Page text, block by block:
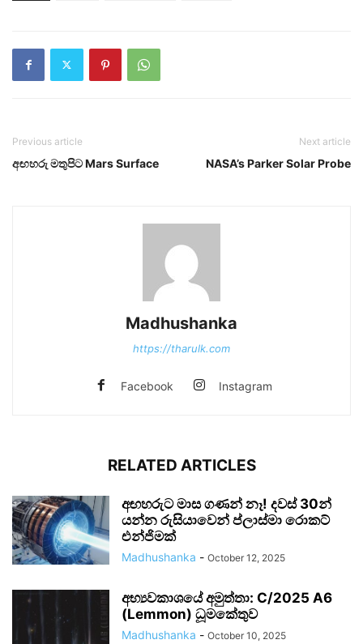
Previous article
අඟහරු මතුපිට Mars Surface
Next article
NASA’s Parker Solar Probe
Madhushanka
https://tharulk.com
Facebook Instagram
RELATED ARTICLES
අඟහරුට මාස ගණන් නෑ! දවස් 30න්
යන්න රුසියාවෙන් ප්ලාස්මා රොකට්
එන්ජිමක්
Madhushanka - October 12, 2025
අභ්‍යවකාශයේ අමුත්තා: C/2025 A6
(Lemmon) ධූමකේතුව
Madhushanka - October 10, 2025